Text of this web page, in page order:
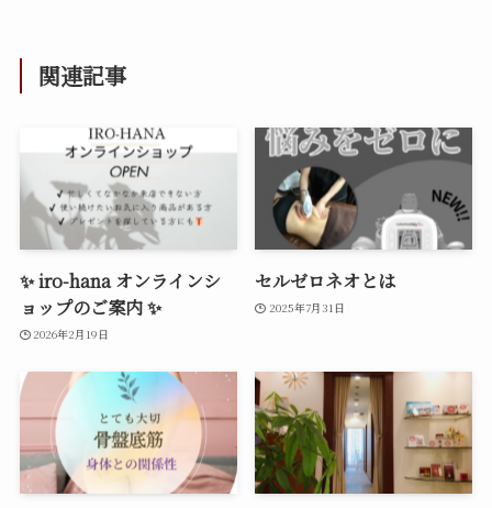
関連記事
✨ iro-hana オンラインシ
ョップのご案内 ✨
2026年2月19日
セルゼロネオとは
2025年7月31日